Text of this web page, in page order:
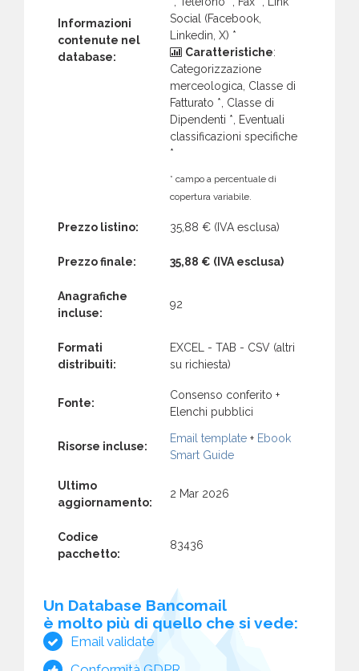
Informazioni
contenute nel
database:
Social (Facebook,
Linkedin, X) *
Caratteristiche:
Categorizzazione
merceologica, Classe di
Fatturato *, Classe di
Dipendenti *, Eventuali
classificazioni specifiche
*
* campo a percentuale di
copertura variabile.
Prezzo listino: 35,88 € (IVA esclusa)
Prezzo finale: 35,88 € (IVA esclusa)
Anagrafiche
incluse:
92
Formati
distribuiti:
EXCEL - TAB - CSV (altri
su richiesta)
Fonte:
Consenso conferito +
Elenchi pubblici
Risorse incluse:
Email template + Ebook
Smart Guide
Ultimo
aggiornamento:
2 Mar 2026
Codice
pacchetto:
83436
Un Database Bancomail
è molto più di quello che si vede:
Email validate